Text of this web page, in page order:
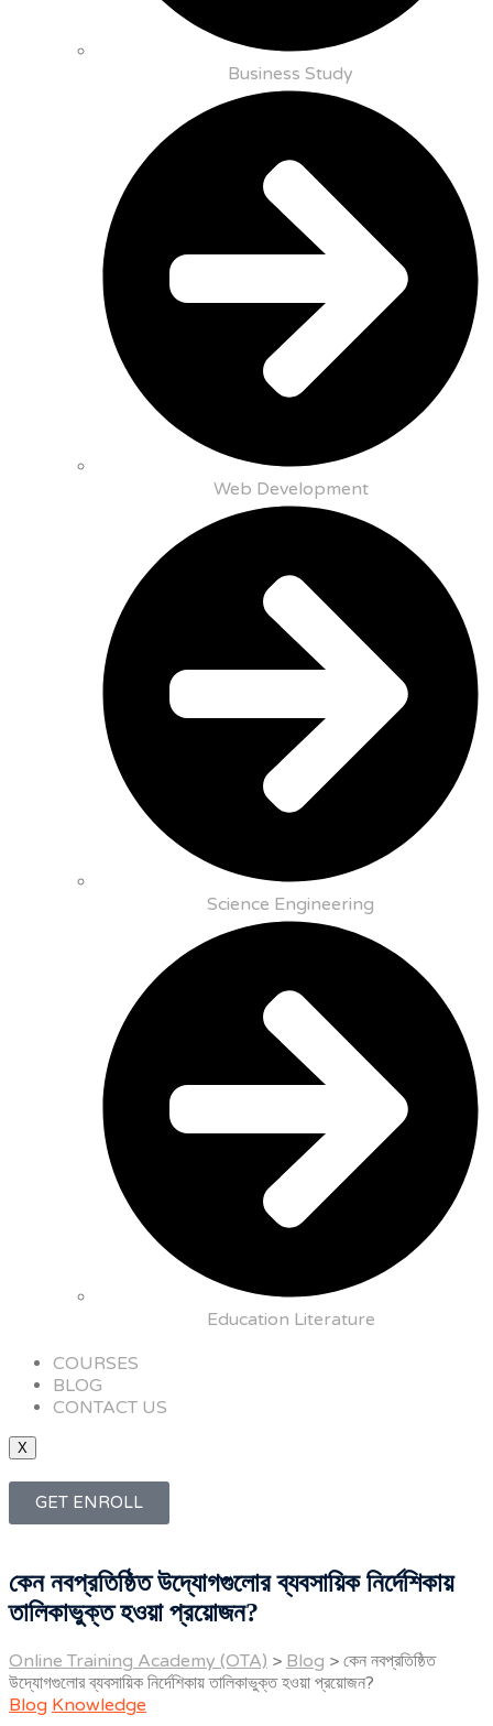
Business Study
Web Development
Science Engineering
Education Literature
COURSES
BLOG
CONTACT US
X
GET ENROLL
কেন নবপ্রতিষ্ঠিত উদ্যোগগুলোর ব্যবসায়িক নির্দেশিকায়
তালিকাভুক্ত হওয়া প্রয়োজন?
Online Training Academy (OTA) > Blog > কেন নবপ্রতিষ্ঠিত
উদ্যোগগুলোর ব্যবসায়িক নির্দেশিকায় তালিকাভুক্ত হওয়া প্রয়োজন?
Blog Knowledge